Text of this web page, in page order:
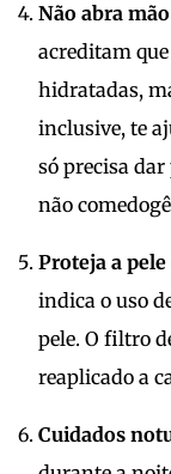
Não abra
acreditam
hidratadas,
inclusive, te
só precisa
não
Proteja a
indica o uso
pele. O filtro
reaplicado a
Cuidados